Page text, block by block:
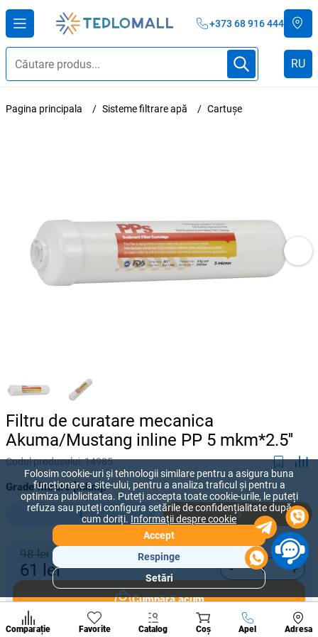
+373 68 916 444
RU
Pagina principala Sisteme filtrare apă Cartușe
Filtru de curatare mecanica
Akuma/Mustang inline PP 5 mkm*2.5''
Codul produsului:14985
Grade filtrare [mkm]:
1 5
98 lei
61 lei - +
Cumpără acum
Comparație Favorite Catalog Coș Apel Adresa
A suna
Secțiuni
populare
de
Folosim cookie-uri și tehnologii similare pentru a asigura buna
funcționare a site-ului, pentru a analiza traficul și pentru a
optimiza publicitatea. Puteți accepta toate cookie-urile, le puteți
refuza sau puteți configura setările de confidențialitate după
cum doriți. Informații despre cookie
Accept
Respinge
Setări